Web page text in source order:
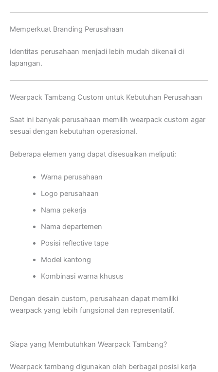
Memperkuat Branding Perusahaan
Identitas perusahaan menjadi lebih mudah dikenali di
lapangan.
Wearpack Tambang Custom untuk Kebutuhan Perusahaan
Saat ini banyak perusahaan memilih wearpack custom agar
sesuai dengan kebutuhan operasional.
Beberapa elemen yang dapat disesuaikan meliputi:
Warna perusahaan
Logo perusahaan
Nama pekerja
Nama departemen
Posisi reflective tape
Model kantong
Kombinasi warna khusus
Dengan desain custom, perusahaan dapat memiliki
wearpack yang lebih fungsional dan representatif.
Siapa yang Membutuhkan Wearpack Tambang?
Wearpack tambang digunakan oleh berbagai posisi kerja